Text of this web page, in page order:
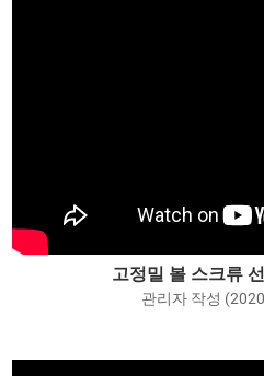
고정밀 볼 스크류
관리자 작성